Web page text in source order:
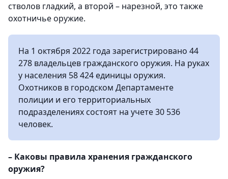
стволов гладкий, а второй – нарезной, это также
охотничье оружие.
На 1 октября 2022 года зарегистрировано 44
278 владельцев гражданского оружия. На руках
у населения 58 424 единицы оружия.
Охотников в городском Департаменте
полиции и его территориальных
подразделениях состоят на учете 30 536
человек.
– Каковы правила хранения гражданского
оружия?